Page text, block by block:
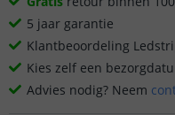
5 jaar garantie
Klantbeoordeling
Kies zelf een
Advies nodig? Neem